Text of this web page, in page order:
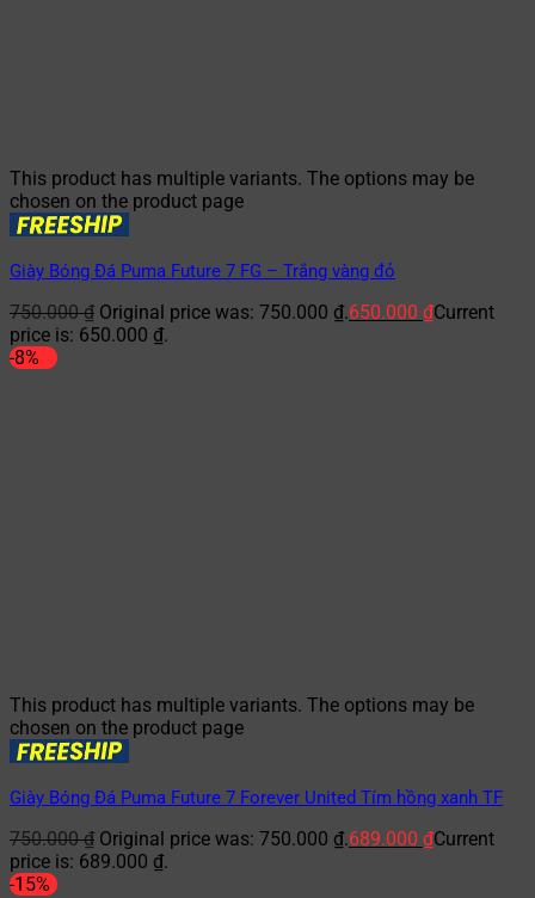
This product has multiple variants. The options may be
chosen on the product page
Giày Bóng Đá Puma Future 7 FG – Trắng vàng đỏ
750.000₫ Original price was: 750.000 ₫.650.000 ₫Current
price is: 650.000 ₫.
-8%
This product has multiple variants. The options may be
chosen on the product page
Giày Bóng Đá Puma Future 7 Forever United Tím hồng xanh TF
750.000₫ Original price was: 750.000 ₫.689.000 ₫Current
price is: 689.000 ₫.
-15%